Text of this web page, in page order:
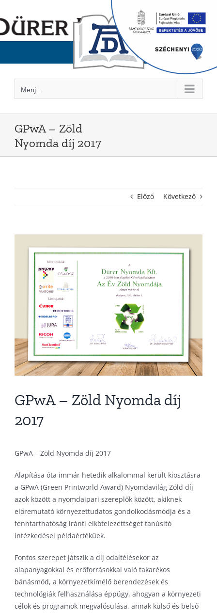
Menj...
GPwA – Zöld
Nyomda díj 2017
Előző Következő
GPwA – Zöld Nyomda díj
2017
GPwA – Zöld Nyomda díj 2017
Alapítása óta immár hetedik alkalommal került kiosztásra
a GPwA (Green Printworld Award) Nyomdavilág Zöld díj
azok között a nyomdaipari szereplők között, akiknek
előremutató környezettudatos gondolkodásmódja és a
fenntarthatóság iránti elkötelezettséget tanúsító
intézkedései példaértékűek.
Fontos szerepet játszik a díj odaítélésekor az
alapanyagokkal és erőforrásokkal való takarékos
bánásmód, a környezetkímélő berendezések és
technológiák felhasználása éppúgy, ahogyan a környezeti
célok és programok megvalósulása, annak külső és belső